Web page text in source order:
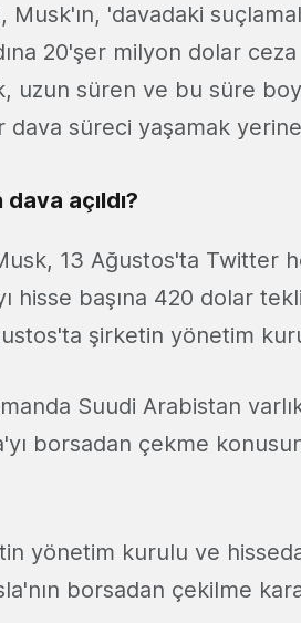
Musk'ın, 'davadaki
20'şer milyon dolar
uzun süren ve bu süre
süreci yaşamak
açıldı?
13 Ağustos'ta Twitter
hisse başına 420 dolar
şirketin yönetim
Suudi Arabistan
borsadan çekme
yönetim kurulu ve
borsadan çekilme